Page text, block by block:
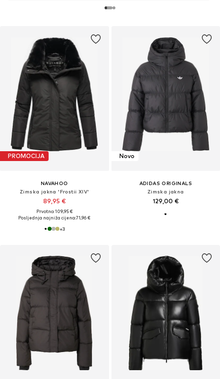
PROMOCIJA
NAVAHOO
Zimska jakna 'Frostii XIV'
89,95 €
Prvotno: 109,95 €
Posljednja najniža cijena:71,96 €
+3
Novo
ADIDAS ORIGINALS
Zimska jakna
129,00 €